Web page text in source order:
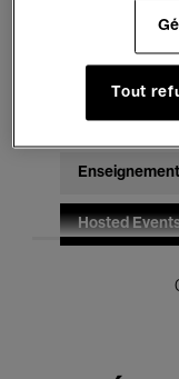
Musique
Pour tous
Enseignement
Hosted
Tout